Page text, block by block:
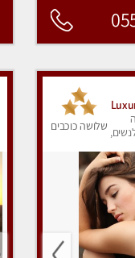
שלושה כוכבים